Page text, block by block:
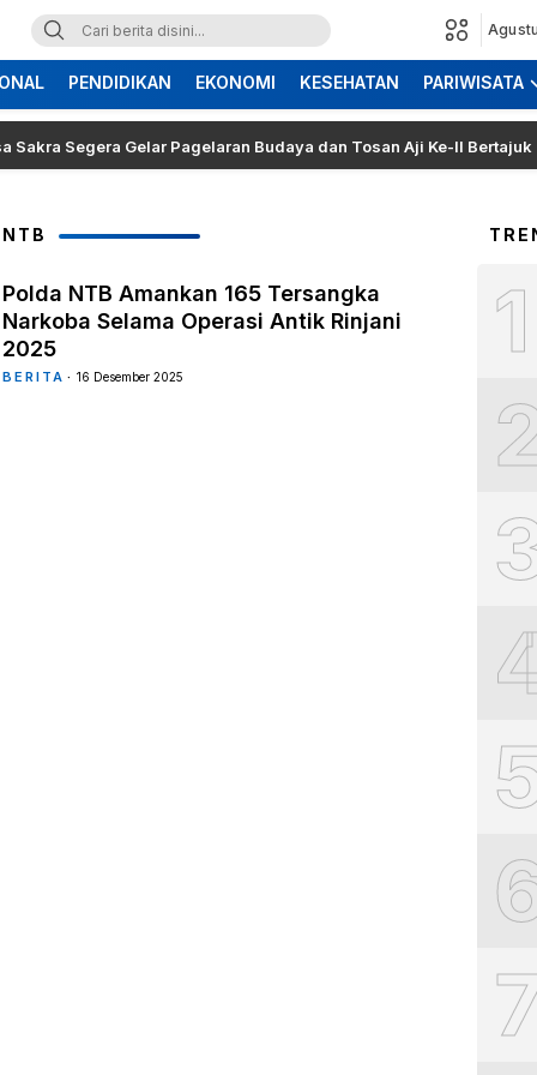
PENDIDIKAN EKONOMI KESEHATAN PARIWISATA
Segera Gelar Pagelaran Budaya dan Tosan Aji Ke-II Bertajuk
Polda NTB Amankan 165 Tersangka
Narkoba Selama Operasi Antik Rinjani
2025
BERITA 16 Desember 2025
1